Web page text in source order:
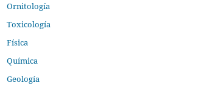
Ornitología
Toxicología
Física
Química
Geología